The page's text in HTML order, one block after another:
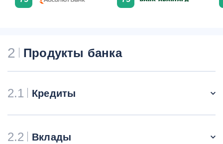
2 Продукты банка
2.1 Кредиты
2.2 Вклады